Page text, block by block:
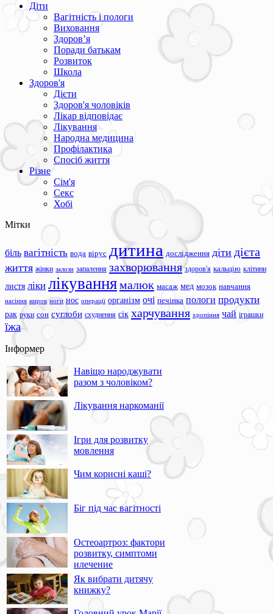
Діти
Вагітність і пологи
Виховання
Здоров’я
Поради батькам
Розвиток
Школа
Здоров'я
Дієти
Здоров'я чоловіків
Лікар відповідає
Лікування
Народна медицина
Профілактика
Спосіб життя
Різне
Сім'я
Секс
Хобі
Мітки
біль вагітність вода вірус дитина дослідження діти дієта
життя жінки залози запалення захворювання здоров'я кальцію клітини
листя ліки лікуваннямалюк масаж мед мозок навчання
насіння нирок ноги нос операції організм очі печінка пологи продукти
рак руки сон суглоби схуднення сік харчування хропіння чай іграшки
їжа
Інформер
Навіщо народжувати
разом з чоловіком?
Лікування наркоманії
Ігри для розвитку
мовлення
Чим корисні каші?
Біг під час вагітності
Остеоартроз: фактори
розвитку, симптоми
илечение
Як вибрати дитячу
книжку?